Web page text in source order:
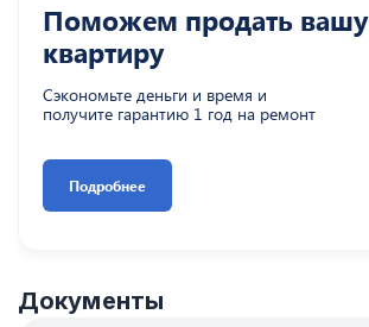
Поможем продать вашу
квартиру
Сэкономьте деньги и время и
получите гарантию 1 год на ремонт
Подробнее
Документы